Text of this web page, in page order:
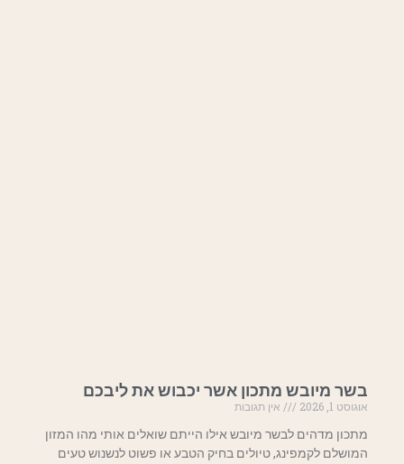
בשר מיובש מתכון אשר יכבוש את ליבכם
אוגוסט 1, 2026
אין תגובות
מתכון מדהים לבשר מיובש אילו הייתם שואלים אותי מהו המזון
המושלם לקמפינג, טיולים בחיק הטבע או פשוט לנשנוש טעים